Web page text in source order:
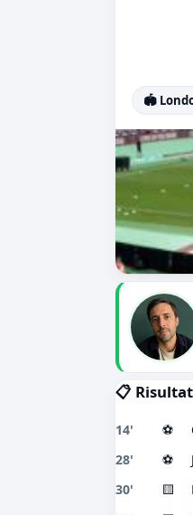
🏟️
📋
14' ⚽
28' ⚽
30' 🟨